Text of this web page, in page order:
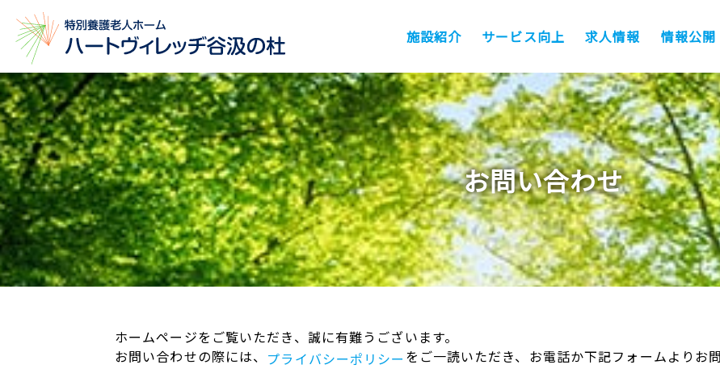
施設紹介 サービス向上 求人情報 情報公開
お問い合わせ
ホームページをご覧いただき、誠に有難うございます。
お問い合わせの際には、 プライバシーポリシー をご一読いただき、お電話か下記フォームよりお